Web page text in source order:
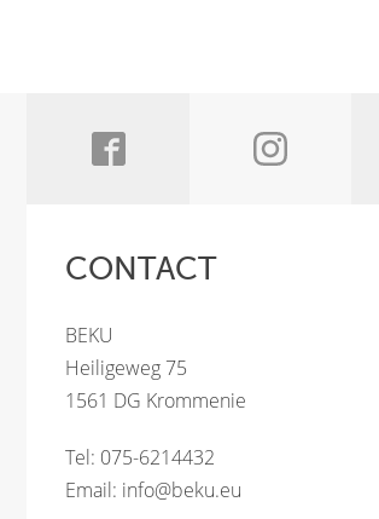
CONTACT
BEKU
Heiligeweg 75
1561 DG Krommenie
Tel: 075-6214432
Email: info@beku.eu